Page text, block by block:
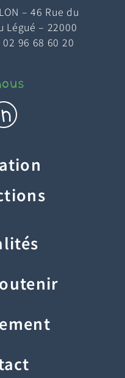
– 46 Rue du
Légué – 22000
02 96 68 60 20